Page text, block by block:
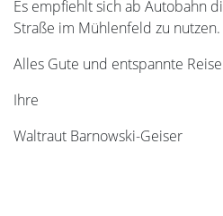
Es empfiehlt sich ab Autobahn
Straße im Mühlenfeld zu nutzen.
Alles Gute und entspannte
Ihre
Waltraut Barnowski-Geiser